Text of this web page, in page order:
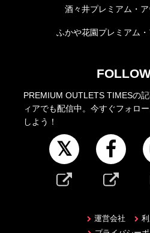
酒々井プレミアム・
ふかや花園プレミアム
PREMIUM OUTLETS TIMESの
ィアでも配信中。今すぐフォロ
しよう！
運営会社